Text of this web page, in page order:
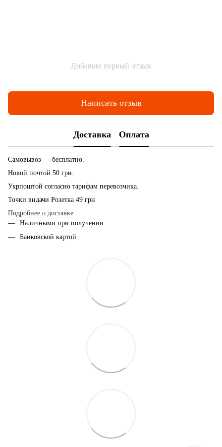
Добавьте первый отзыв
Написать отзыв
Доставка Оплата
Самовывоз — бесплатно.
Новой почтой 50 грн.
Укрпоштой согласно тарифам перевозчика.
Точки видачи Розетка 49 грн
Подробнее о доставке
Наличными при получении
Банковской картой